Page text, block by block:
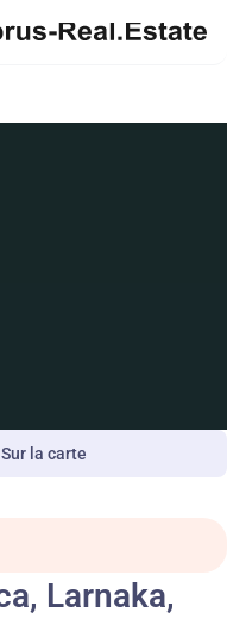
Sur la carte
Larnaka,